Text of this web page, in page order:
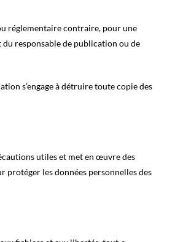
réglementaire contraire, pour une
responsable de publication ou de
s’engage à détruire toute copie des
utiles et met en œuvre des
protéger les données personnelles des